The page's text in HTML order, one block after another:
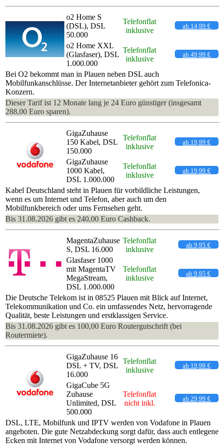
o2 Home S
(DSL), DSL
50.000
Telefonflat
inklusive
ab 14,99 €
o2 Home XXL
(Glasfaser), DSL
1.000.000
Telefonflat
inklusive
ab 49,99 €
Bei O2 bekommt man in Plauen neben DSL auch
Mobilfunkanschlüsse. Der Internetanbieter gehört zum Telefonica-
Konzern.
Dieser Tarif ist 12 Monate lang je 24 Euro günstiger (insgesamt
288,00 Euro sparen).
GigaZuhause
150 Kabel, DSL
150.000
Telefonflat
inklusive
ab 19,99 €
GigaZuhause
1000 Kabel,
DSL 1.000.000
Telefonflat
inklusive
ab 19,99 €
Kabel Deutschland steht in Plauen für vorbildliche Leistungen,
wenn es um Internet und Telefon, aber auch um den
Mobilfunkbereich oder ums Fernsehen geht.
Bis 31.08.2026 gibt es 240,00 Euro Cashback.
MagentaZuhause
S, DSL 16.000
Telefonflat
inklusive
ab 9,95 €
Glasfaser 1000
mit MagentaTV
MegaStream,
DSL 1.000.000
Telefonflat
inklusive
ab 9,95 €
Die Deutsche Telekom ist in 08525 Plauen mit Blick auf Internet,
Telekommunikation und Co. ein umfassendes Netz, hervorragende
Qualität, beste Leistungen und erstklassigen Service.
Bis 31.08.2026 gibt es 100,00 Euro Routergutschrift (bei
Routermiete).
GigaZuhause 16
DSL + TV, DSL
16.000
Telefonflat
inklusive
ab 19,98 €
GigaCube 5G
Zuhause
Unlimited, DSL
500.000
Telefonflat
nicht inkl.
ab 29,99 €
DSL, LTE, Mobilfunk und IPTV werden von Vodafone in Plauen
angeboten. Die gute Netzabdeckung sorgt dafür, dass auch entlegene
Ecken mit Internet von Vodafone versorgt werden können.